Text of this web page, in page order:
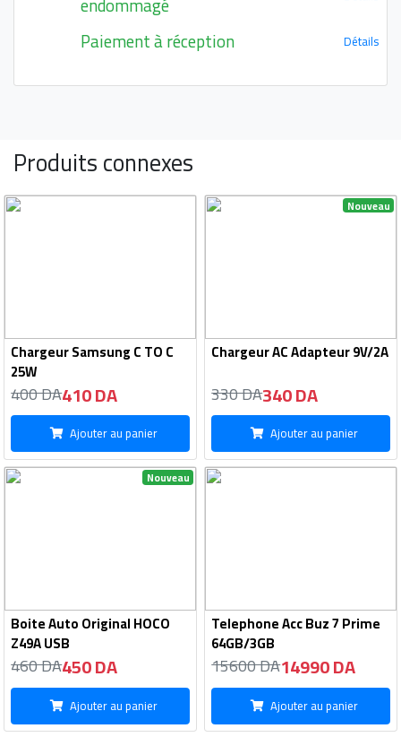
Paiement à réception Détails
Produits connexes
Chargeur Samsung C TO C
25W
400 DA410 DA
Ajouter au panier
Nouveau
Chargeur AC Adapteur 9V/2A
330 DA340 DA
Ajouter au panier
Nouveau
Boite Auto Original HOCO
Z49A USB
460 DA450 DA
Ajouter au panier
Telephone Acc Buz 7 Prime
64GB/3GB
15600 DA14990 DA
Ajouter au panier